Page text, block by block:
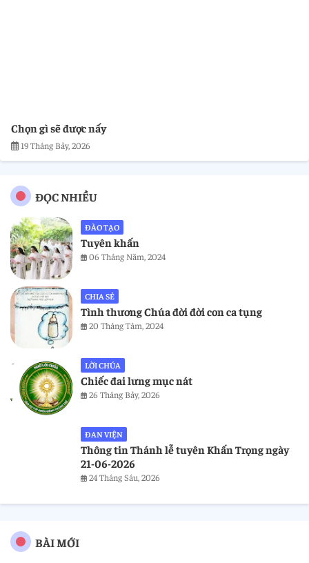
Chọn gì sẽ được nấy
19 Tháng Bảy, 2026
ĐỌC NHIỀU
ĐÀO TẠO
Tuyên khấn
06 Tháng Năm, 2024
CHIA SẺ
Tình thương Chúa đời đời con ca tụng
20 Tháng Tám, 2024
LỜI CHÚA
Chiếc đai lưng mục nát
26 Tháng Bảy, 2026
ĐAN VIỆN
Thông tin Thánh lễ tuyên Khấn Trọng ngày
21-06-2026
24 Tháng Sáu, 2026
BÀI MỚI